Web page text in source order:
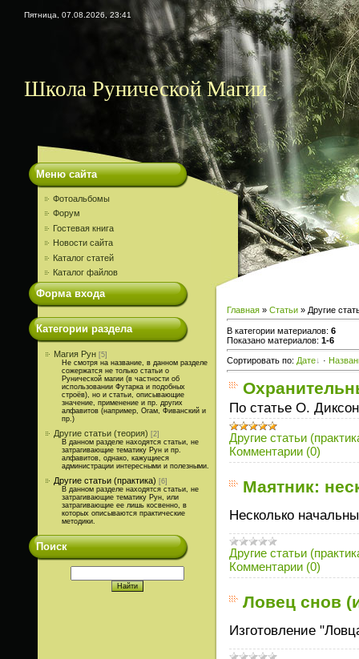
Пятница, 07.08.2026, 23:41
Школа Рунической Магии
Меню сайта
Фотоальбомы
Форум
Гостевая книга
Новости сайта
Каталог статей
Каталог файлов
Форма входа
Категории раздела
Магия Рун [5]
Не смотря на название, в данном разделе
сожержатся не только статьи о
Рунической магии (в частности об
использовании Футарка и подобных
строёв), но и статьи, описывающие
значение, применение и пр. других
алфавитов (например, Огам, Фиванский и
пр.)
Другие статьи (теория) [2]
В данном разделе находятся статьи, не
затрагивающие тематику Рун и пр.
алфавитов, однако, кажущиеся
администрации интересными и полезными.
Другие статьи (практика) [6]
В данном разделе находятся статьи, не
затрагивающие тематику Рун, или
затрагивающие ее лишь косвенно, в
которых описываются практические
методики.
Поиск
Главная » Статьи » Другие
В категории материалов: 6
Показано материалов: 1-6
Сортировать по: Дате ·
По статье О.
Другие статьи
Комментарии (0)
Маятник:
Несколько
Другие статьи
Комментарии (0)
Ловец снов
Изготовление